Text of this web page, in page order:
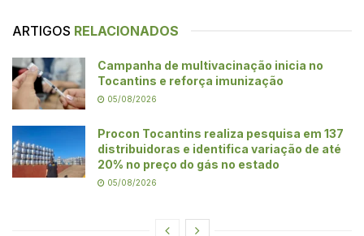
ARTIGOS RELACIONADOS
Campanha de multivacinação inicia no
Tocantins e reforça imunização
05/08/2026
Procon Tocantins realiza pesquisa em 137
distribuidoras e identifica variação de até
20% no preço do gás no estado
05/08/2026